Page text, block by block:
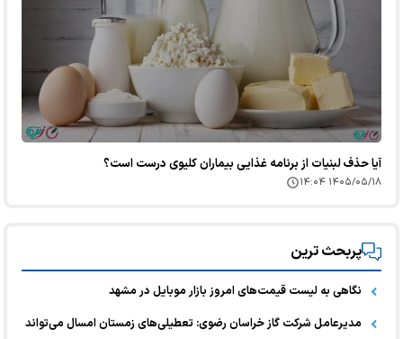
آیا حذف لبنیات از برنامه غذایی بیماران کلیوی درست است؟
۱۴۰۵/۰۵/۱۸ ۱۴:۰۴
پربحث ترین
نگاهی به لیست قیمت‌های امروز بازار موبایل در مشهد
مدیرعامل شرکت گاز خراسان رضوی: تعطیلی‌های زمستان امسال می‌تواند